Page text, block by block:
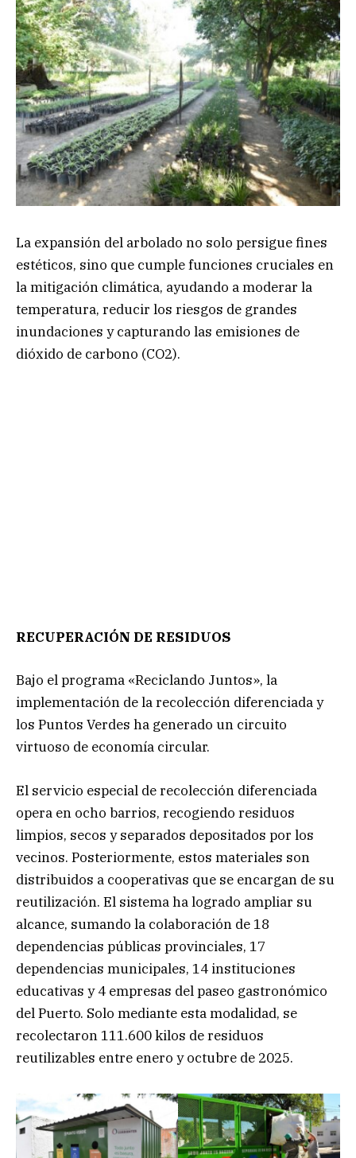
La expansión del arbolado no solo persigue fines
estéticos, sino que cumple funciones cruciales en
la mitigación climática, ayudando a moderar la
temperatura, reducir los riesgos de grandes
inundaciones y capturando las emisiones de
dióxido de carbono (CO2).
RECUPERACIÓN DE RESIDUOS
Bajo el programa «Reciclando Juntos», la
implementación de la recolección diferenciada y
los Puntos Verdes ha generado un circuito
virtuoso de economía circular.
El servicio especial de recolección diferenciada
opera en ocho barrios, recogiendo residuos
limpios, secos y separados depositados por los
vecinos. Posteriormente, estos materiales son
distribuidos a cooperativas que se encargan de su
reutilización. El sistema ha logrado ampliar su
alcance, sumando la colaboración de 18
dependencias públicas provinciales, 17
dependencias municipales, 14 instituciones
educativas y 4 empresas del paseo gastronómico
del Puerto. Solo mediante esta modalidad, se
recolectaron 111.600 kilos de residuos
reutilizables entre enero y octubre de 2025.